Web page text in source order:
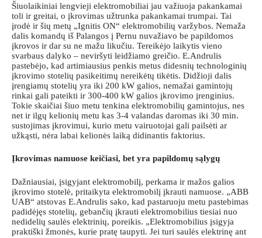
Šiuolaikiniai lengvieji elektromobiliai jau važiuoja pakankamai
toli ir greitai, o įkrovimas užtrunka pakankamai trumpai. Tai
įrodė ir šių metų „Ignitis ON“ elektromobilių varžybos. Nemaža
dalis komandų iš Palangos į Pernu nuvažiavo be papildomos
įkrovos ir dar su ne mažu likučiu. Tereikėjo laikytis vieno
svarbaus dalyko – neviršyti leidžiamo greičio. E.Andrulis
pastebėjo, kad artimiausius penkis metus didesnių technologinių
įkrovimo stotelių pasikeitimų nereikėtų tikėtis. Didžioji dalis
įrengiamų stotelių yra iki 200 kW galios, nemažai gamintojų
rinkai gali pateikti ir 300-400 kW galios įkrovimo įrenginius.
Tokie skaičiai šiuo metu tenkina elektromobilių gamintojus, nes
net ir ilgų kelionių metu kas 3-4 valandas daromas iki 30 min.
sustojimas įkrovimui, kurio metu vairuotojai gali pailsėti ar
užkąsti, nėra labai kelionės laiką didinantis faktorius.
Įkrovimas namuose keičiasi, bet yra papildomų sąlygų
Dažniausiai, įsigyjant elektromobilį, perkama ir mažos galios
įkrovimo stotelė, pritaikyta elektromobilį įkrauti namuose. „ABB
UAB“ atstovas E.Andrulis sako, kad pastaruoju metu pastebimas
padidėjęs stotelių, gebančių įkrauti elektromobilius tiesiai nuo
nedidelių saulės elektrinių, poreikis. „Elektromobilius įsigyja
praktiški žmonės, kurie pratę taupyti. Jei turi saulės elektrinę ant